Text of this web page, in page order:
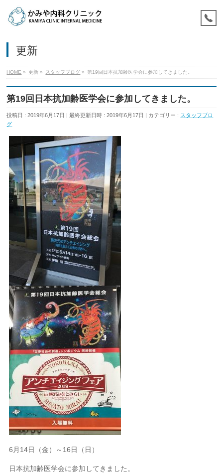
更新
HOME » 更新 » スタッフブログ » 第19回日本抗加齢医学会に参加してきました。
第19回日本抗加齢医学会に参加してきました。
投稿日 : 2019年6月17日 最終更新日時 : 2019年6月17日 カテゴリー : スタッフブロ
グ
6月14日（金）～16日（日）
日本抗加齢医学会に参加してきました。